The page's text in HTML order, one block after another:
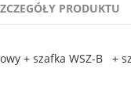
PRODUKTU
+ szafka WSZ-B +